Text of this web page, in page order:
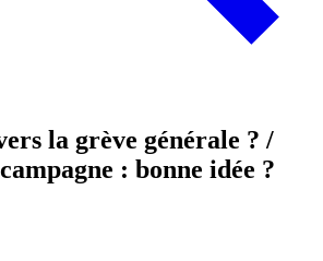
la grève générale ? /
: bonne idée ?